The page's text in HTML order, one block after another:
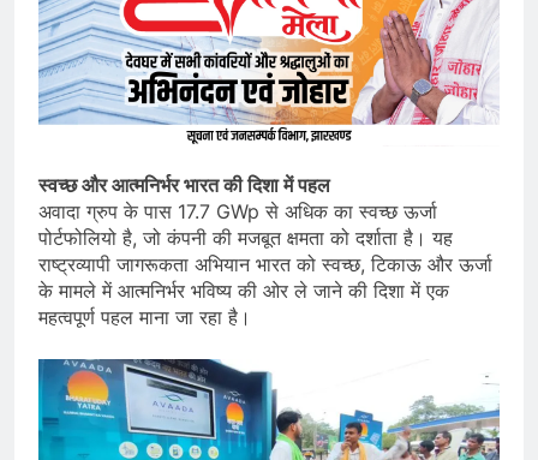
स्वच्छ और आत्मनिर्भर भारत की दिशा में पहल
अवादा ग्रुप के पास 17.7 GWp से अधिक का स्वच्छ ऊर्जा
पोर्टफोलियो है, जो कंपनी की मजबूत क्षमता को दर्शाता है। यह
राष्ट्रव्यापी जागरूकता अभियान भारत को स्वच्छ, टिकाऊ और ऊर्जा
के मामले में आत्मनिर्भर भविष्य की ओर ले जाने की दिशा में एक
महत्वपूर्ण पहल माना जा रहा है।